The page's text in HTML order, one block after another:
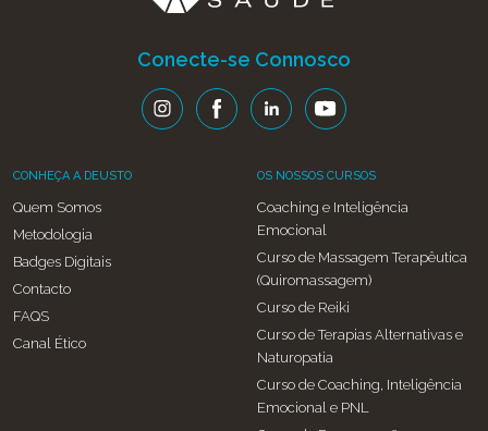
Conecte-se Connosco
CONHEÇA A DEUSTO
Quem Somos
Metodologia
Badges Digitais
Contacto
FAQS
Canal Ético
OS NOSSOS CURSOS
Coaching e Inteligência
Emocional
Curso de Massagem Terapêutica
(Quiromassagem)
Curso de Reiki
Curso de Terapias Alternativas e
Naturopatia
Curso de Coaching, Inteligência
Emocional e PNL